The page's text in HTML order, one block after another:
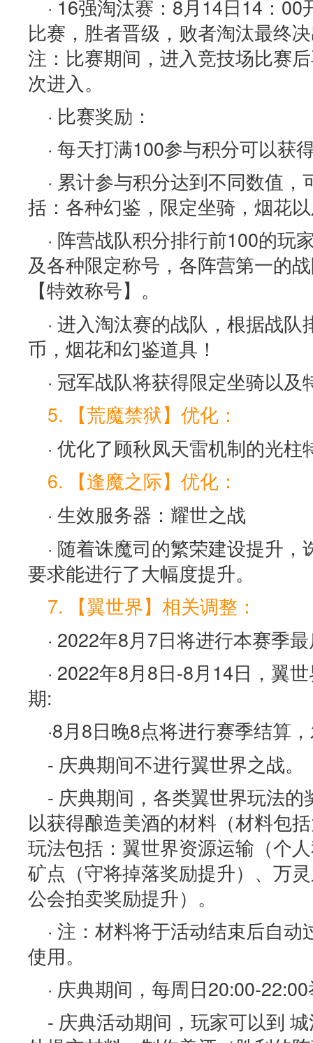
· 16强淘汰赛：8月14日14：
比赛，胜者晋级，败者淘汰最终
注：比赛期间，进入竞技场比赛
次进入。
· 比赛奖励：
· 每天打满100参与积分可以获
· 累计参与积分达到不同数值
括：各种幻鉴，限定坐骑，烟花
· 阵营战队积分排行前100的玩
及各种限定称号，各阵营第一的
【特效称号】。
· 进入淘汰赛的战队，根据战
币，烟花和幻鉴道具！
· 冠军战队将获得限定坐骑以
5. 【荒魔禁狱】优化：
· 优化了顾秋凤天雷机制的光柱
6. 【逢魔之际】优化：
· 生效服务器：耀世之战
· 随着诛魔司的繁荣建设提升
要求能进行了大幅度提升。
7. 【翼世界】相关调整：
· 2022年8月7日将进行本赛季
· 2022年8月8日-8月14日，翼
期:
·8月8日晚8点将进行赛季结算
- 庆典期间不进行翼世界之战。
- 庆典期间，各类翼世界玩法
以获得酿造美酒的材料（材料包
玩法包括：翼世界资源运输（个
矿点（守将掉落奖励提升）、万
公会拍卖奖励提升）。
· 注：材料将于活动结束后自
使用。
· 庆典期间，每周日20:00-
- 庆典活动期间，玩家可以到